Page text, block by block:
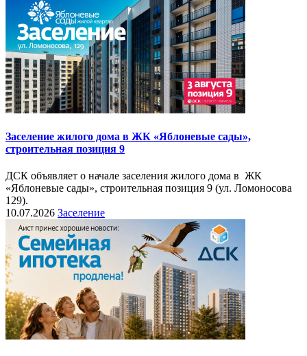
Заселение жилого дома в ЖК «Яблоневые сады»,
строительная позиция 9
ДСК объявляет о начале заселения жилого дома в ЖК
«Яблоневые сады», строительная позиция 9 (ул. Ломоносова
129).
10.07.2026 Заселение